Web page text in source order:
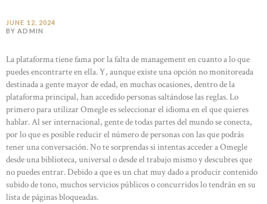
JUNE 12, 2024
BY ADMIN
La plataforma tiene fama por la falta de management en cuanto a lo que
puedes encontrarte en ella. Y, aunque existe una opción no monitoreada
destinada a gente mayor de edad, en muchas ocasiones, dentro de la
plataforma principal, han accedido personas saltándose las reglas. Lo
primero para utilizar Omegle es seleccionar el idioma en el que quieres
hablar. Al ser internacional, gente de todas partes del mundo se conecta,
por lo que es posible reducir el número de personas con las que podrás
tener una conversación. No te sorprendas si intentas acceder a Omegle
desde una biblioteca, universal o desde el trabajo mismo y descubres que
no puedes entrar. Debido a que es un chat muy dado a producir contenido
subido de tono, muchos servicios públicos o concurridos lo tendrán en su
lista de páginas bloqueadas.